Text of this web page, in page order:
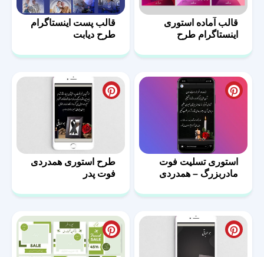
قالب آماده استوری
اینستاگرام طرح
قالب پست اینستاگرام
طرح دیابت
استوری تسلیت فوت
مادربزرگ – همدردی
طرح استوری همدردی
فوت پدر